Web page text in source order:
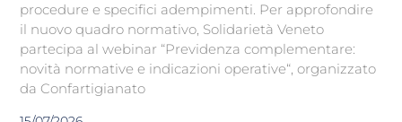
procedure e specifici adempimenti. Per approfondire
il nuovo quadro normativo, Solidarietà Veneto
partecipa al webinar “Previdenza complementare:
novità normative e indicazioni operative“, organizzato
da Confartigianato